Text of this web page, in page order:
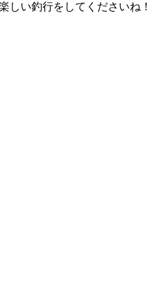
しい釣行をしてくださいね！